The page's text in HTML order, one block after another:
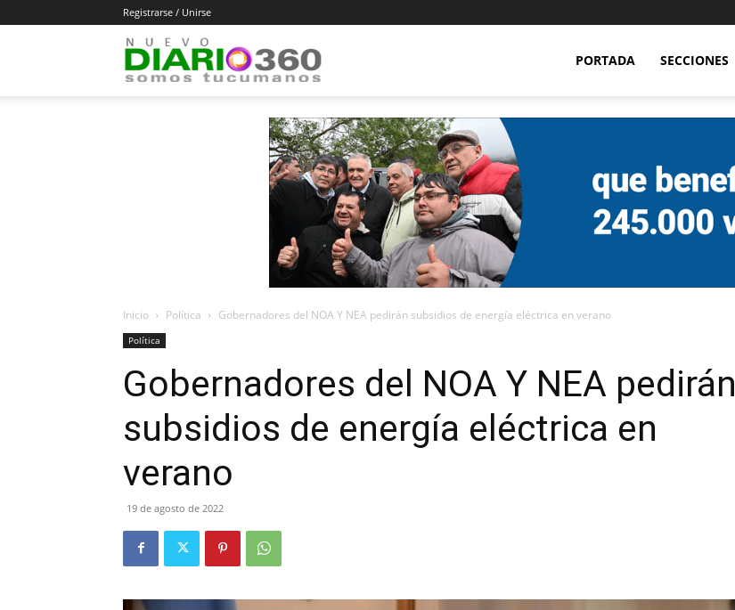
Registrarse / Unirse
Diario
360
PORTADA SECCIONES
Inicio Política Gobernadores del NOA Y NEA pedirán subsidios de energía eléctrica en verano
Política
Gobernadores del NOA Y NEA pedirán
subsidios de energía eléctrica en
verano
19 de agosto de 2022